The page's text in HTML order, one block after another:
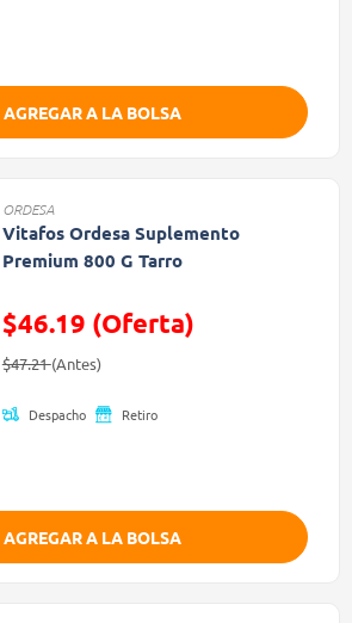
AGREGAR A LA BOLSA
ORDESA
Vitafos Ordesa Suplemento
Premium 800 G Tarro
$46.19 (Oferta)
Precio reducido de
$47.21(Antes)(Oferta)
Despacho Retiro
AGREGAR A LA BOLSA